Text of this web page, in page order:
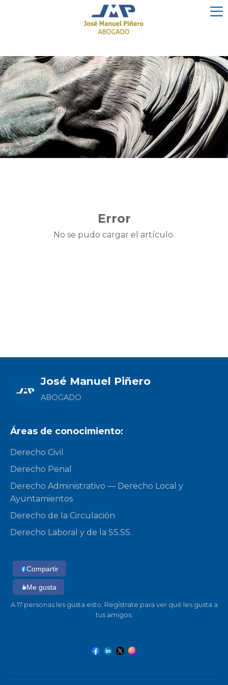
Error
No se pudo cargar el artículo.
José Manuel Piñero
ABOGADO
Áreas de conocimiento:
Derecho Civil
Derecho Penal
Derecho Administrativo — Derecho Local y
Ayuntamientos
Derecho de la Circulación
Derecho Laboral y de la SS.SS.
Compartir
Me gusta
A 17 personas les gusta esto. Regístrate para ver qué les gusta a
tus amigos.